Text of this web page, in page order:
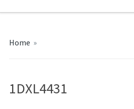
Home »
1DXL4431